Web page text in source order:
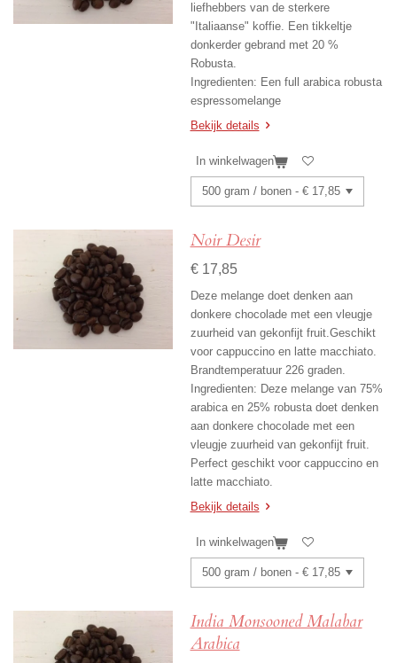
liefhebbers van de sterkere
"Italiaanse" koffie. Een tikkeltje
donkerder gebrand met 20 %
Robusta.
Ingredienten: Een full arabica robusta
espressomelange
Bekijk details
In winkelwagen
Noir Desir
€ 17,85
Deze melange doet denken aan
donkere chocolade met een vleugje
zuurheid van gekonfijt fruit.Geschikt
voor cappuccino en latte macchiato.
Brandtemperatuur 226 graden.
Ingredienten: Deze melange van 75%
arabica en 25% robusta doet denken
aan donkere chocolade met een
vleugje zuurheid van gekonfijt fruit.
Perfect geschikt voor cappuccino en
latte macchiato.
Bekijk details
In winkelwagen
India Monsooned Malabar
Arabica